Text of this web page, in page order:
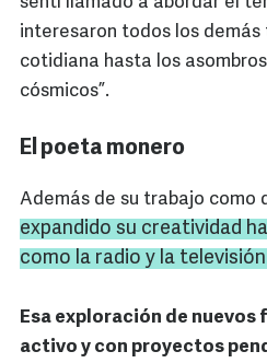
interesaron todos los demás
cotidiana hasta los
cósmicos”.
El poeta monero
Además de su trabajo como
expandido su creatividad
como la radio y la televisión
Esa exploración de
activo y con proyectos